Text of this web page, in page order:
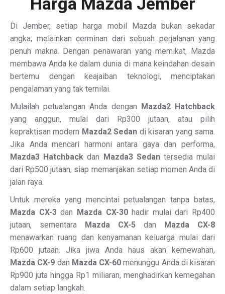
Di Jember, setiap harga mobil Mazda bukan sekadar
angka, melainkan cerminan dari sebuah perjalanan yang
penuh makna. Dengan penawaran yang memikat, Mazda
membawa Anda ke dalam dunia di mana keindahan desain
bertemu dengan keajaiban teknologi, menciptakan
pengalaman yang tak ternilai.
Mulailah petualangan Anda dengan Mazda2 Hatchback
yang anggun, mulai dari Rp300 jutaan, atau pilih
kepraktisan modern Mazda2 Sedan di kisaran yang sama.
Jika Anda mencari harmoni antara gaya dan performa,
Mazda3 Hatchback dan Mazda3 Sedantersedia mulai
dari Rp500 jutaan, siap memanjakan setiap momen Anda di
jalan raya.
Untuk mereka yang mencintai petualangan tanpa batas,
Mazda CX-3dan Mazda CX-30hadir mulai dari Rp400
jutaan, sementara Mazda CX-5 dan Mazda CX-8
menawarkan ruang dan kenyamanan keluarga mulai dari
Rp600 jutaan. Jika jiwa Anda haus akan kemewahan,
Mazda CX-9 dan Mazda CX-60 menunggu Anda di kisaran
Rp900 juta hingga Rp1 miliaran, menghadirkan kemegahan
dalam setiap langkah.